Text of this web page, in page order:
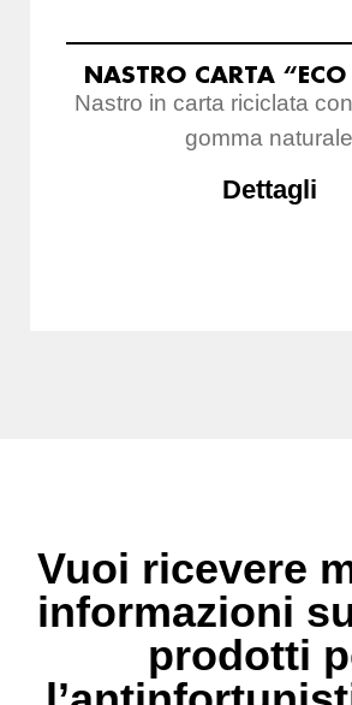
NASTRO CARTA
Nastro in carta riciclata
gomma naturale
Dettagli
Vuoi ricevere
informazioni
prodotti